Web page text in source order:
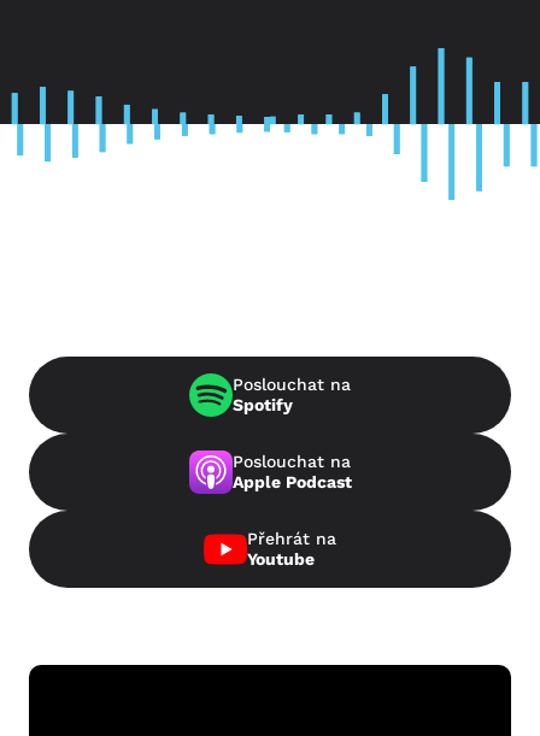
Poslouchat na
Spotify
Poslouchat na
Apple Podcast
Přehrát na
Youtube